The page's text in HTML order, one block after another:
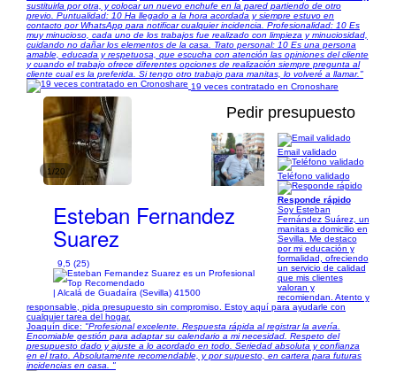
sustituirla por otra, y colocar un nuevo enchufe en la pared partiendo de otro
previo. Puntualidad: 10 Ha llegado a la hora acordada y siempre estuvo en
contacto por WhatsApp para notificar cualquier incidencia. Profesionalidad: 10 Es
muy minucioso, cada uno de los trabajos fue realizado con limpieza y minuciosidad,
cuidando no dañar los elementos de la casa. Trato personal: 10 Es una persona
amable, educada y respetuosa, que escucha con atención las opiniones del cliente
y cuando el trabajo ofrece diferentes opciones de realización siempre pregunta al
cliente cual es la preferida. Si tengo otro trabajo para manitas, lo volveré a llamar."
19 veces contratado en Cronoshare
1/20
Pedir presupuesto
Esteban Fernandez
Suarez
9,5 (25)
| Alcalá de Guadaíra (Sevilla) 41500
Email validado
Teléfono validado
Responde rápido
Soy Esteban
Fernández Suárez, un
manitas a domicilio en
Sevilla. Me destaco
por mi educación y
formalidad, ofreciendo
un servicio de calidad
que mis clientes
valoran y
recomiendan. Atento y
responsable, pida presupuesto sin compromiso. Estoy aquí para ayudarle con
cualquier tarea del hogar.
Joaquín dice: "Profesional excelente. Respuesta rápida al registrar la avería.
Encomiable gestión para adaptar su calendario a mi necesidad. Respeto del
presupuesto dado y ajuste a lo acordado en todo. Seriedad absoluta y confianza
en el trato. Absolutamente recomendable, y por supuesto, en cartera para futuras
incidencias en casa. "